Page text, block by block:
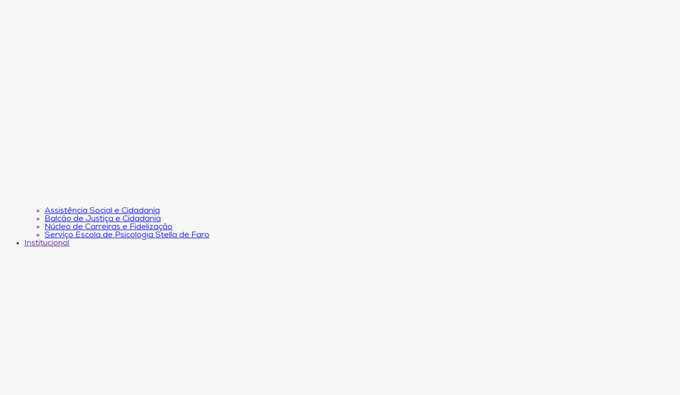
Assistência Social e Cidadania
Balcão de Justiça e Cidadania
Núcleo de Carreiras e Fidelização
Serviço Escola de Psicologia Stella de Faro
Institucional